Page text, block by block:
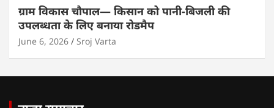
ग्राम विकास चौपाल— किसान को पानी-बिजली की
उपलब्धता के लिए बनाया रोडमैप
June 6, 2026 Sroj Varta